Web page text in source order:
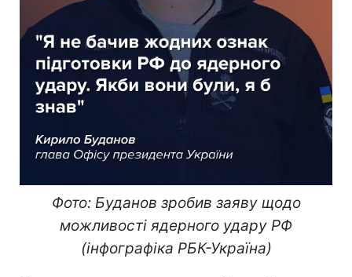
Фото: Буданов зробив заяву щодо
можливості ядерного удару РФ
(інфографіка РБК-Україна)